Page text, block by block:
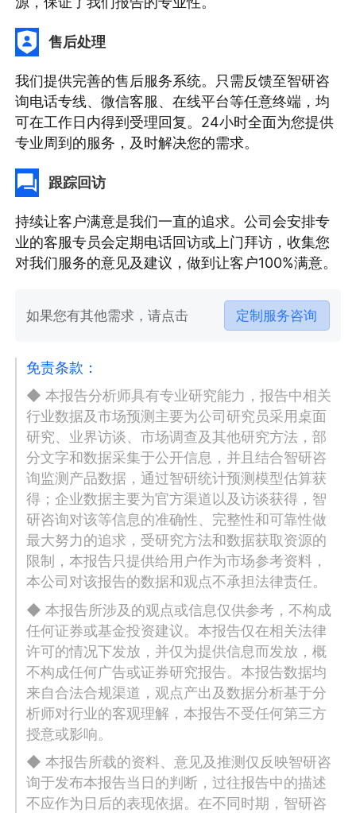
售后处理
我们提供完善的售后服务系统。只需反馈至智研咨
询电话专线、微信客服、在线平台等任意终端，均
可在工作日内得到受理回复。24小时全面为您提供
专业周到的服务，及时解决您的需求。
跟踪回访
持续让客户满意是我们一直的追求。公司会安排专
业的客服专员会定期电话回访或上门拜访，收集您
对我们服务的意见及建议，做到让客户100%满意。
如果您有其他需求，请点击 定制服务咨询
免责条款：
◆ 本报告分析师具有专业研究能力，报告中相关
行业数据及市场预测主要为公司研究员采用桌面
研究、业界访谈、市场调查及其他研究方法，部
分文字和数据采集于公开信息，并且结合智研咨
询监测产品数据，通过智研统计预测模型估算获
得；企业数据主要为官方渠道以及访谈获得，智
研咨询对该等信息的准确性、完整性和可靠性做
最大努力的追求，受研究方法和数据获取资源的
限制，本报告只提供给用户作为市场参考资料，
本公司对该报告的数据和观点不承担法律责任。
◆ 本报告所涉及的观点或信息仅供参考，不构成
任何证券或基金投资建议。本报告仅在相关法律
许可的情况下发放，并仅为提供信息而发放，概
不构成任何广告或证券研究报告。本报告数据均
来自合法合规渠道，观点产出及数据分析基于分
析师对行业的客观理解，本报告不受任何第三方
授意或影响。
◆ 本报告所载的资料、意见及推测仅反映智研咨
询于发布本报告当日的判断，过往报告中的描述
不应作为日后的表现依据。在不同时期，智研咨